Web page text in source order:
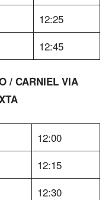
12:25
12:45
/ CARNIEL VIA
12:00
12:15
12:30